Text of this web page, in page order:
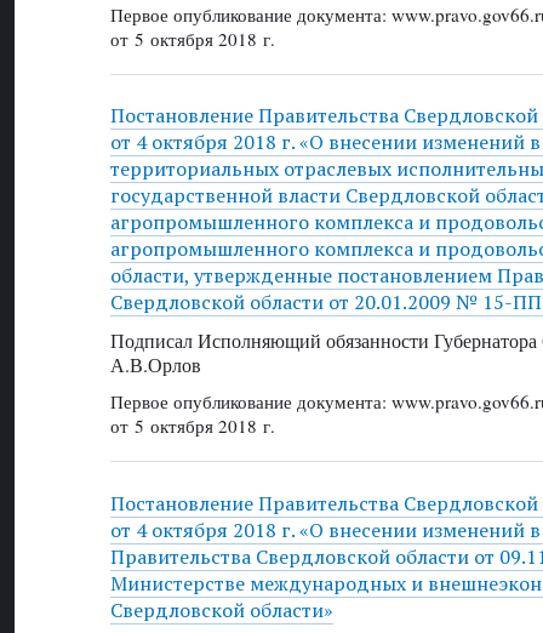
Первое опубликование документа:
от 5 октября 2018 г.
Постановление Правительства
от 4 октября 2018 г. «О внесении изменений
территориальных отраслевых
государственной власти Свердловской
агропромышленного комплекса и
агропромышленного комплекса и
области, утвержденные постановлением
Свердловской области от 20.01.2009 № 15-
Подписал Исполняющий обязанности Губернатора
А.В.Орлов
Первое опубликование документа:
от 5 октября 2018 г.
Постановление Правительства
от 4 октября 2018 г. «О внесении изменений
Правительства Свердловской области от
Министерстве международных и
Свердловской области»